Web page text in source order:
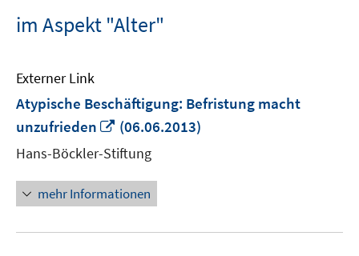
im Aspekt "Alter"
Externer Link
Atypische Beschäftigung: Befristung macht
unzufrieden
In
neuem
Fenster
öffnen
(06.06.2013)
Hans-Böckler-Stiftung
mehr Informationen